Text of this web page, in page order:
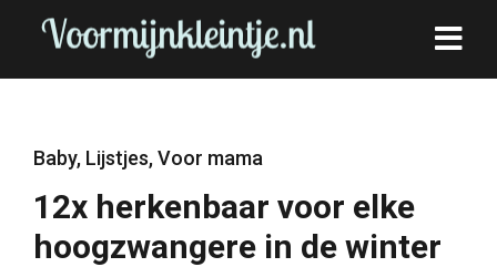
Baby, Lijstjes,Voor mama
12x herkenbaar voor elke
hoogzwangere in de winter